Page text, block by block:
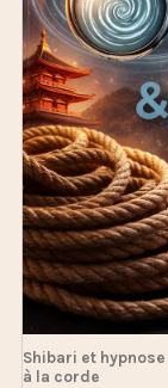
Shibari et
à la corde